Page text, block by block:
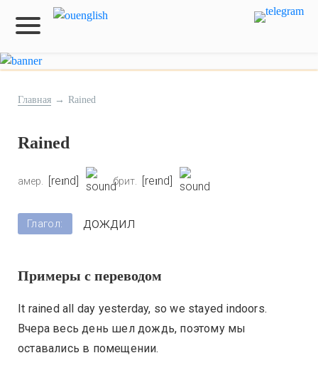
Главная → Rained
Rained
амер. [reɪnd] брит. [reɪnd]
Глагол: дождил
Примеры с переводом
It rained all day yesterday, so we stayed indoors.
Вчера весь день шел дождь, поэтому мы
оставались в помещении.